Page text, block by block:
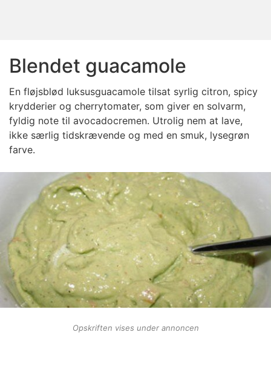
Blendet guacamole
En fløjsblød luksusguacamole tilsat syrlig citron, spicy
krydderier og cherrytomater, som giver en solvarm,
fyldig note til avocadocremen. Utrolig nem at lave,
ikke særlig tidskrævende og med en smuk, lysegrøn
farve.
Opskriften vises under annoncen